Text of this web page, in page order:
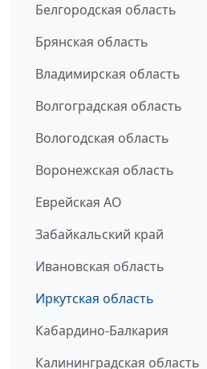
Белгородская область
Брянская область
Владимирская область
Волгоградская область
Вологодская область
Воронежская область
Еврейская АО
Забайкальский край
Ивановская область
Иркутская область
Кабардино-Балкария
Калининградская область